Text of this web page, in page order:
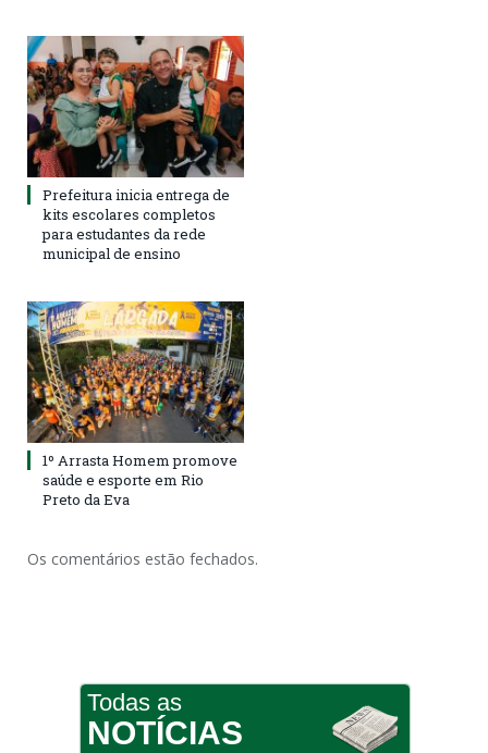
Prefeitura inicia entrega de
kits escolares completos
para estudantes da rede
municipal de ensino
1º Arrasta Homem promove
saúde e esporte em Rio
Preto da Eva
Os comentários estão fechados.
Todas as
NOTÍCIAS